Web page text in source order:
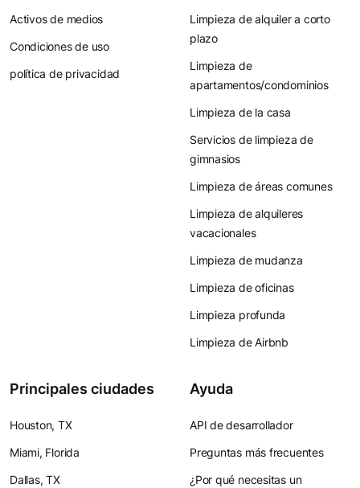
Activos de medios
Condiciones de uso
política de privacidad
Limpieza de alquiler a corto
plazo
Limpieza de
apartamentos/condominios
Limpieza de la casa
Servicios de limpieza de
gimnasios
Limpieza de áreas comunes
Limpieza de alquileres
vacacionales
Limpieza de mudanza
Limpieza de oficinas
Limpieza profunda
Limpieza de Airbnb
Principales ciudades
Houston, TX
Miami, Florida
Dallas, TX
Ayuda
API de desarrollador
Preguntas más frecuentes
¿Por qué necesitas un